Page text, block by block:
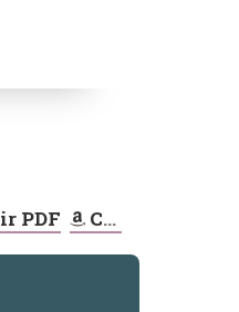
PDF Comprar